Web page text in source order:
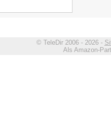
© TeleDir 2006 - 2026 -
Als Amazon-